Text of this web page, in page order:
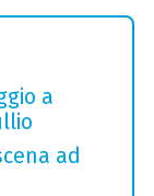
a
ad